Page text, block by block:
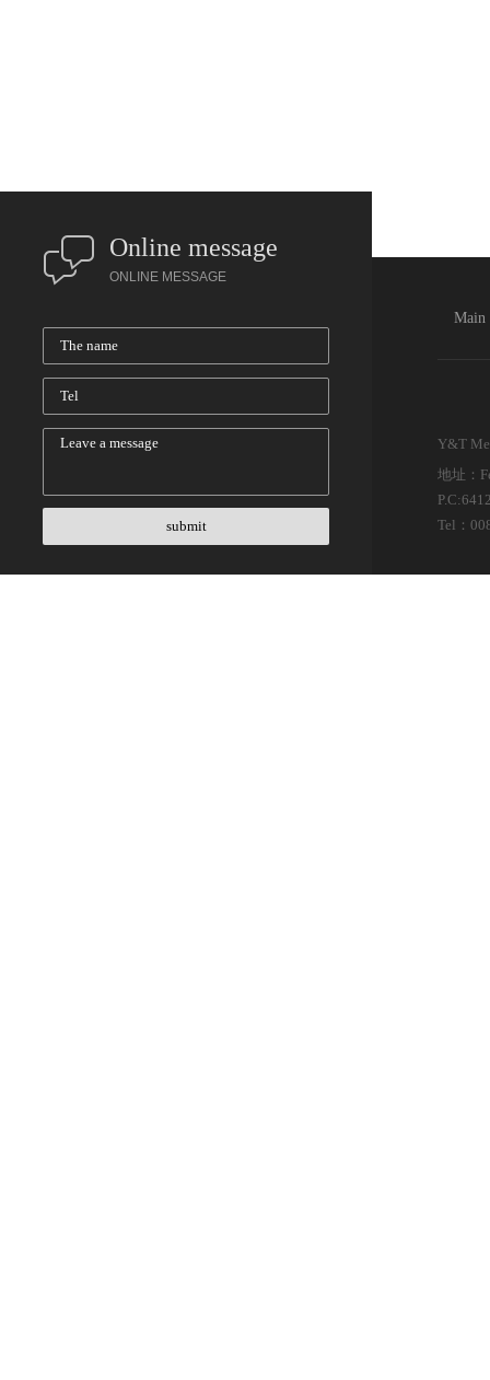
Online message
submit
ONLINE MESSAGE
Main
Y&T
地址：
Tel：